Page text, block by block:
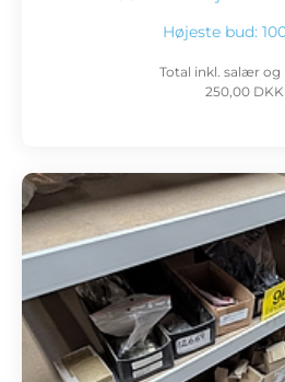
Højeste bud:
Total inkl. salær og
250,00 DKK